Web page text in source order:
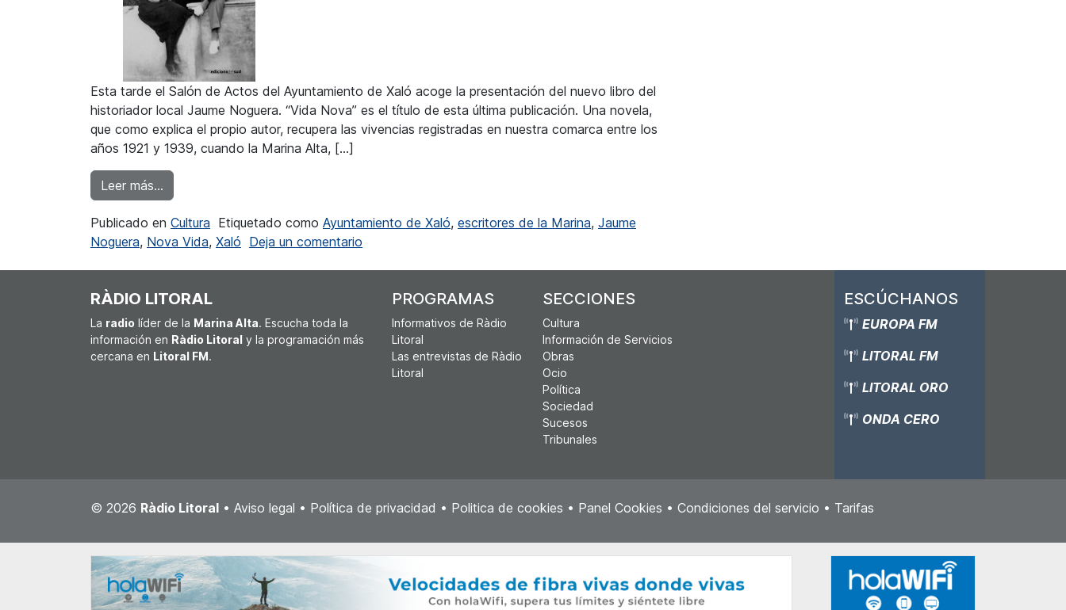
Esta tarde el Salón de Actos del Ayuntamiento de Xaló acoge la presentación del nuevo libro del
historiador local Jaume Noguera. “Vida Nova” es el título de esta última publicación. Una novela,
que como explica el propio autor, recupera las vivencias registradas en nuestra comarca entre los
años 1921 y 1939, cuando la Marina Alta, […]
Leer más…
Publicado en Cultura Etiquetado como Ayuntamiento de Xaló, escritores de la Marina, Jaume
Noguera, Nova Vida, Xaló Deja un comentario
RÀDIO LITORAL
La radio líder de la Marina Alta. Escucha toda la
información en Ràdio Litoral y la programación más
cercana en Litoral FM.
PROGRAMAS
Informativos de Ràdio
Litoral
Las entrevistas de Ràdio
Litoral
SECCIONES
Cultura
Información de Servicios
Obras
Ocio
Política
Sociedad
Sucesos
Tribunales
ESCÚCHANOS
EUROPA FM
LITORAL FM
LITORAL ORO
ONDA CERO
© 2026 Ràdio Litoral • Aviso legal • Política de privacidad • Politica de cookies • Panel Cookies • Condiciones del servicio • Tarifas